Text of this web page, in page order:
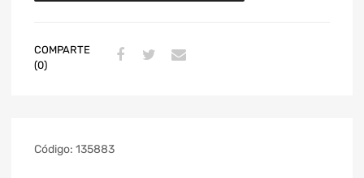
COMPARTE
(0)
Código: 135883